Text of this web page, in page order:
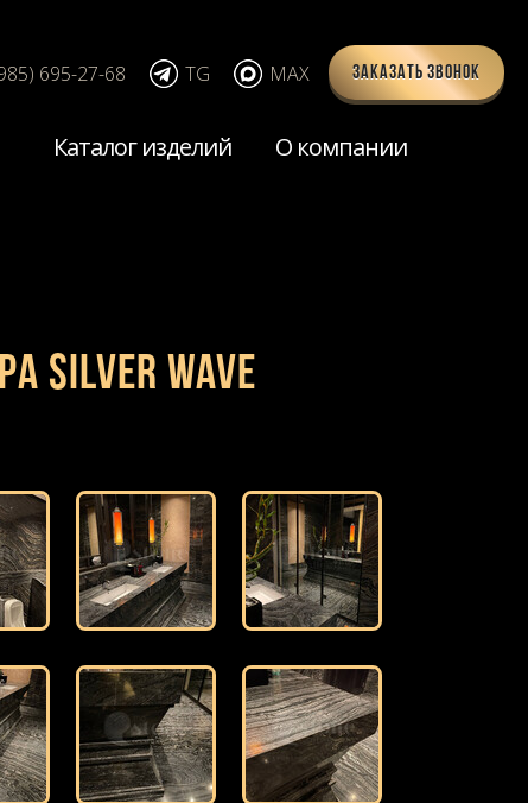
Заказать звонок
695-27-68 TG MAX
Каталог изделий О компании
Silver Wave